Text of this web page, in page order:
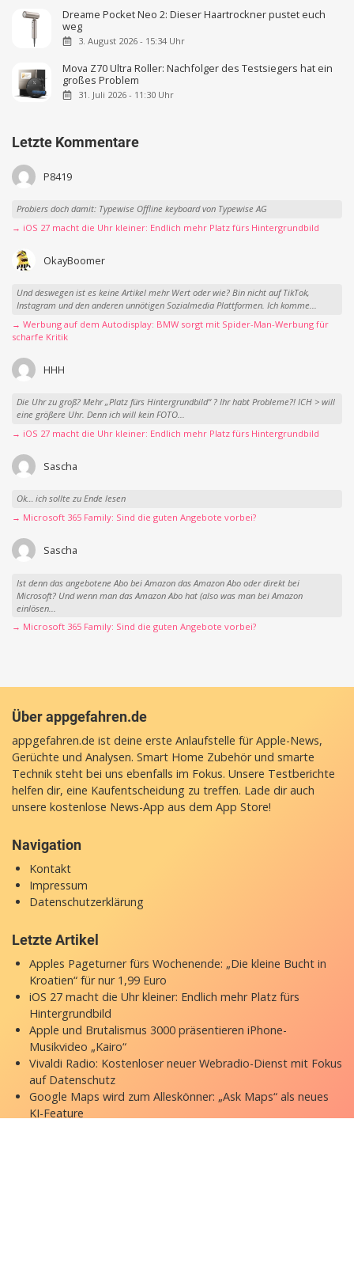
Dreame Pocket Neo 2: Dieser Haartrockner pustet euch
weg
3. August 2026 - 15:34 Uhr
Mova Z70 Ultra Roller: Nachfolger des Testsiegers hat ein
großes Problem
31. Juli 2026 - 11:30 Uhr
Letzte Kommentare
P8419
Probiers doch damit: Typewise Offline keyboard von Typewise AG
→ iOS 27 macht die Uhr kleiner: Endlich mehr Platz fürs Hintergrundbild
OkayBoomer
Und deswegen ist es keine Artikel mehr Wert oder wie? Bin nicht auf TikTok,
Instagram und den anderen unnötigen Sozialmedia Plattformen. Ich komme...
→ Werbung auf dem Autodisplay: BMW sorgt mit Spider-Man-Werbung für
scharfe Kritik
HHH
Die Uhr zu groß? Mehr „Platz fürs Hintergrundbild“ ? Ihr habt Probleme?! ICH > will
eine größere Uhr. Denn ich will kein FOTO...
→ iOS 27 macht die Uhr kleiner: Endlich mehr Platz fürs Hintergrundbild
Sascha
Ok… ich sollte zu Ende lesen
→ Microsoft 365 Family: Sind die guten Angebote vorbei?
Sascha
Ist denn das angebotene Abo bei Amazon das Amazon Abo oder direkt bei
Microsoft? Und wenn man das Amazon Abo hat (also was man bei Amazon
einlösen...
→ Microsoft 365 Family: Sind die guten Angebote vorbei?
Über appgefahren.de
appgefahren.de ist deine erste Anlaufstelle für Apple-News,
Gerüchte und Analysen. Smart Home Zubehör und smarte
Technik steht bei uns ebenfalls im Fokus. Unsere Testberichte
helfen dir, eine Kaufentscheidung zu treffen. Lade dir auch
unsere kostenlose News-App aus dem App Store!
Navigation
Kontakt
Impressum
Datenschutzerklärung
Letzte Artikel
Apples Pageturner fürs Wochenende: „Die kleine Bucht in
Kroatien“ für nur 1,99 Euro
iOS 27 macht die Uhr kleiner: Endlich mehr Platz fürs
Hintergrundbild
Apple und Brutalismus 3000 präsentieren iPhone-
Musikvideo „Kairo“
Vivaldi Radio: Kostenloser neuer Webradio-Dienst mit Fokus
auf Datenschutz
Google Maps wird zum Alleskönner: „Ask Maps“ als neues
KI-Feature